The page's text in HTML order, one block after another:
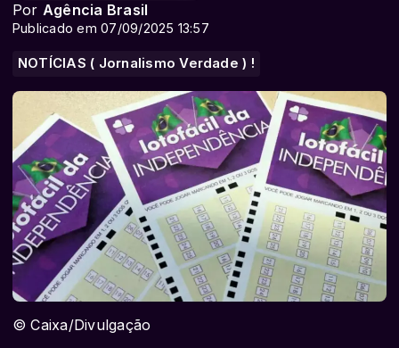
Por Agência Brasil
Publicado em 07/09/2025 13:57
NOTÍCIAS ( Jornalismo Verdade ) !
© Caixa/Divulgação